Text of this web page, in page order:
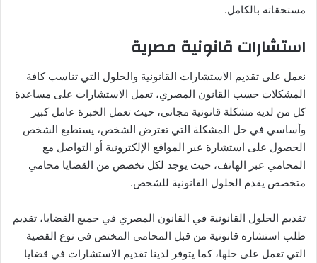
مستحقاته بالكامل.
استشارات قانونية مصرية
نعمل على تقديم الاستشارات القانونية والحلول التي تناسب كافة
المشكلات حسب القانون المصري، تعمل الاستشارات على مساعدة
كل من لديه مشكلة قانونية مجاني، حيث تعمل الخبرة عامل كبير
وأساسي في حل المشكلة التي تعترض الشخص، يستطيع الشخص
الحصول على استشارة عبر المواقع الإلكترونية أو التواصل مع
المحامي عبر الهاتف، حيث يوجد لكل تخصص من القضايا محامي
متخصص يقدم الحلول القانونية للشخص.
تقديم الحلول القانونية في القانون المصري في جميع القضايا، تقديم
طلب استشاره قانونية من قبل المحامي المختص في نوع القضية
التي تعمل على حلها، كما يتوفر لدينا تقديم الاستشارات في قضايا